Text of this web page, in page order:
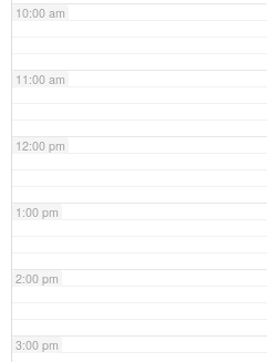
10:00 am
11:00 am
12:00 pm
1:00 pm
2:00 pm
3:00 pm